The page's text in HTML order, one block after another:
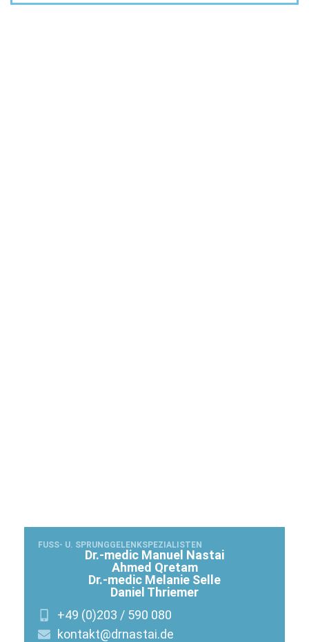
FUSS- U. SPRUNGGELENKSPEZIALISTEN
Dr.-medic Manuel Nastai
Ahmed Qretam
Dr.-medic Melanie Selle
Daniel Thriemer
+49 (0)203 / 590 080
kontakt@drnastai.de